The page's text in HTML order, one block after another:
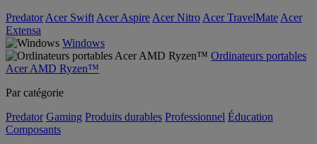
Predator Acer Swift Acer Aspire Acer Nitro Acer TravelMate Acer
Extensa
Windows
Ordinateurs portables
Acer AMD Ryzen™
Par catégorie
Predator Gaming Produits durables Professionnel Éducation
Composants